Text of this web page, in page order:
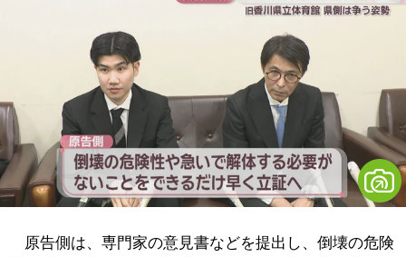
原告側は、専門家の意見書などを提出し、倒壊の危険